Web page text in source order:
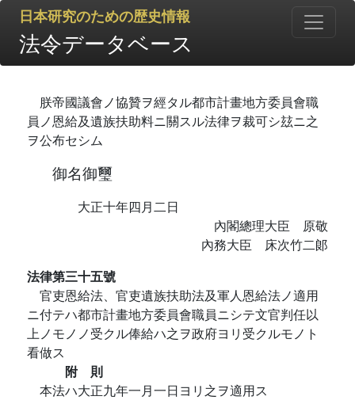
日本研究のための歴史情報
法令データベース
朕帝國議會ノ協贊ヲ經タル都市計畫地方委員會職
員ノ恩給及遺族扶助料ニ關スル法律ヲ裁可シ玆ニ之
ヲ公布セシム
御名御璽
大正十年四月二日
內閣總理大臣 原敬
內務大臣 床次竹二郞
法律第三十五號
官吏恩給法、官吏遺族扶助法及軍人恩給法ノ適用
ニ付テハ都市計畫地方委員會職員ニシテ文官判任以
上ノモノノ受クル俸給ハ之ヲ政府ヨリ受クルモノト
看做ス
附 則
本法ハ大正九年一月一日ヨリ之ヲ適用ス